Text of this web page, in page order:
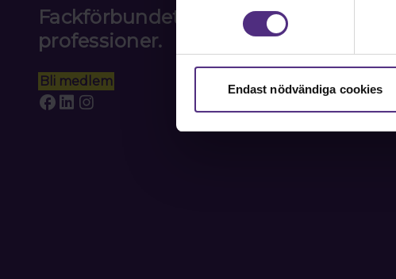
Endast nödvändiga cookies
Fackförbundet för akademiker i
professioner.
Bli medlem